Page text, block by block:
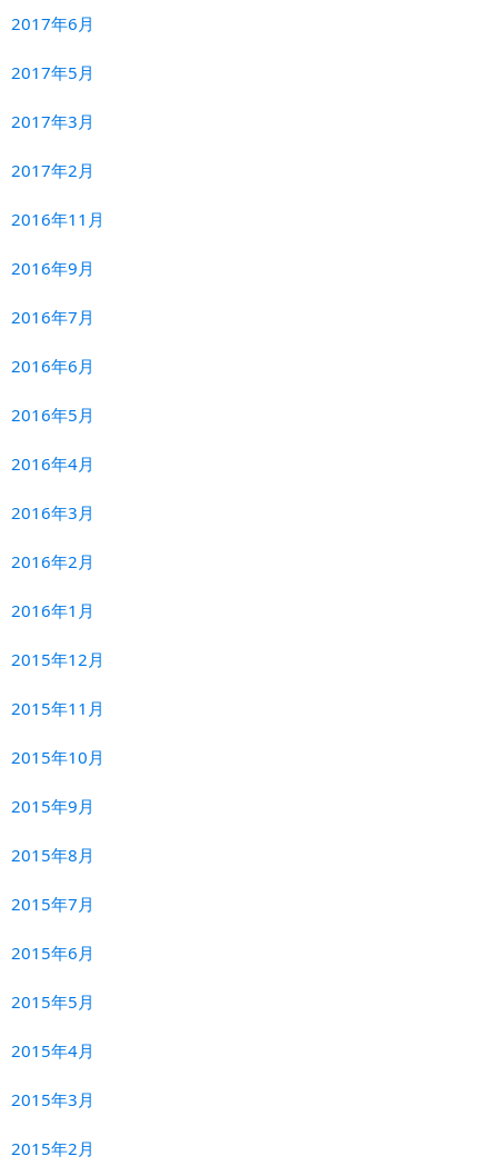
2017年6月
2017年5月
2017年3月
2017年2月
2016年11月
2016年9月
2016年7月
2016年6月
2016年5月
2016年4月
2016年3月
2016年2月
2016年1月
2015年12月
2015年11月
2015年10月
2015年9月
2015年8月
2015年7月
2015年6月
2015年5月
2015年4月
2015年3月
2015年2月